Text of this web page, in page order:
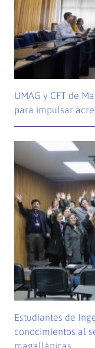
UMAG y CFT de
para impulsar
Estudiantes de
conocimientos al
magallánicas